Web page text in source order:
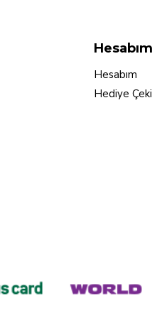
Hesabım
Hesabım
Hediye Çeki